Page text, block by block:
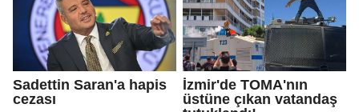
Sadettin Saran'a hapis
cezası
İzmir'de TOMA'nın
üstüne çıkan vatandaş